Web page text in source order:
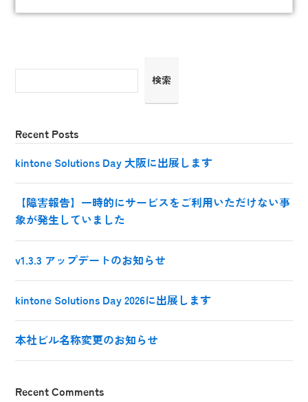
検索
Recent Posts
kintone Solutions Day 大阪に出展します
【障害報告】一時的にサービスをご利用いただけない事
象が発生していました
v1.3.3 アップデートのお知らせ
kintone Solutions Day 2026に出展します
本社ビル名称変更のお知らせ
Recent Comments